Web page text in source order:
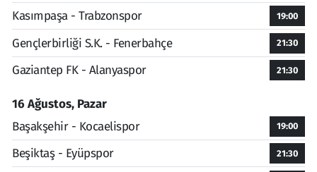
Kasımpaşa - Trabzonspor 19:00
Gençlerbirliği S.K. - Fenerbahçe 21:30
Gaziantep FK - Alanyaspor 21:30
16 Ağustos, Pazar
Başakşehir - Kocaelispor
19:00
Beşiktaş - Eyüpspor 21:30